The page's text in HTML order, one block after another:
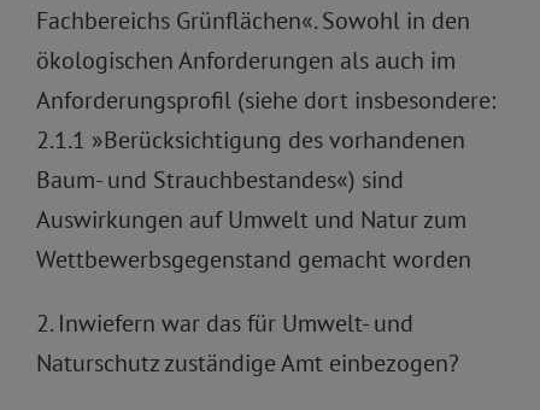
Fachbereichs Grünflächen«. Sowohl in den
ökologischen Anforderungen als auch im
Anforderungsprofil (siehe dort insbesondere:
2.1.1 »Berücksichtigung des vorhandenen
Baum- und Strauchbestandes«) sind
Auswirkungen auf Umwelt und Natur zum
Wettbewerbsgegenstand gemacht worden
2. Inwiefern war das für Umwelt- und
Naturschutz zuständige Amt einbezogen?